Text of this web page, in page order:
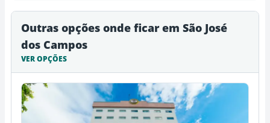
Outras opções onde ficar em São José
dos Campos
VER OPÇÕES